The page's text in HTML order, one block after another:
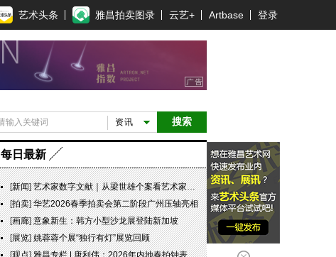
艺术头条 雅昌拍卖图录 云艺+ Artbase 登录
搜索
资讯
每日最新
[新闻]艺术家数字文献｜从梁世雄个案看艺术家艺术数字文献的重要性和紧迫性
[拍卖]华艺2026春季拍卖会第二阶段广州压轴亮相
[画廊]意象新生：韩方小型沙龙展登陆新加坡
[展览]姚蓉蓉个展“独行有灯”展览回顾
[观点]雅昌专栏 | 唐利伟：2026年内地春拍钟表市场观察 赛道重构、圈层分化与收藏逻辑迭代